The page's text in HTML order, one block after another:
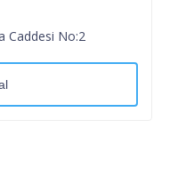
Caddesi No:2